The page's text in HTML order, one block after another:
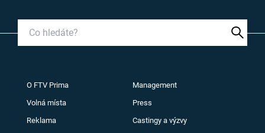
O FTV Prima Management
Volná místa Press
Reklama Castingy a výzvy